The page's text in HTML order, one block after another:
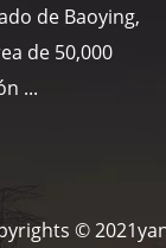
de Baoying,
de 50,000
...
©